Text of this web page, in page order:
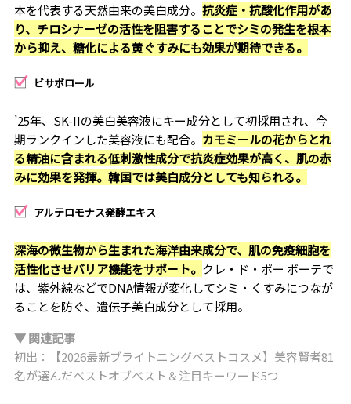
本を代表する天然由来の美白成分。 抗炎症・抗酸化作用があ
り、チロシナーゼの活性を阻害することでシミの発生を根本
から抑え、糖化による黄ぐすみにも効果が期待できる。
ビサボロール
’25年、SK-IIの美白美容液にキー成分として初採用され、今
期ランクインした美容液にも配合。 カモミールの花からとれ
る精油に含まれる低刺激性成分で抗炎症効果が高く、肌の赤
みに効果を発揮。韓国では美白成分としても知られる。
アルテロモナス発酵エキス
深海の微生物から生まれた海洋由来成分で、肌の免疫細胞を
活性化させバリア機能をサポート。 クレ・ド・ポー ボーテで
は、紫外線などでDNA情報が変化してシミ・くすみにつなが
ることを防ぐ、遺伝子美白成分として採用。
▼ 関連記事
初出：【2026最新ブライトニングベストコスメ】美容賢者81
名が選んだベストオブベスト＆注目キーワード5つ